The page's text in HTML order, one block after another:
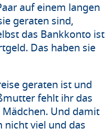
auf einem langen
geraten sind,
das Bankkonto ist
Das haben sie
geraten ist und
fehlt ihr das
Und damit
nicht viel und das